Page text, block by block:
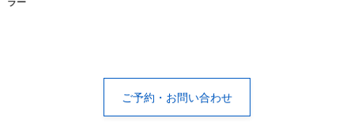
ご予約・お問い合わせ